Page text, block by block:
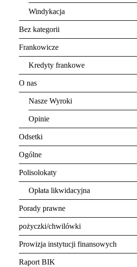
Windykacja
Bez kategorii
Frankowicze
Kredyty frankowe
O nas
Nasze Wyroki
Opinie
Odsetki
Ogólne
Polisolokaty
Opłata likwidacyjna
Porady prawne
pożyczki/chwilówki
Prowizja instytucji finansowych
Raport BIK